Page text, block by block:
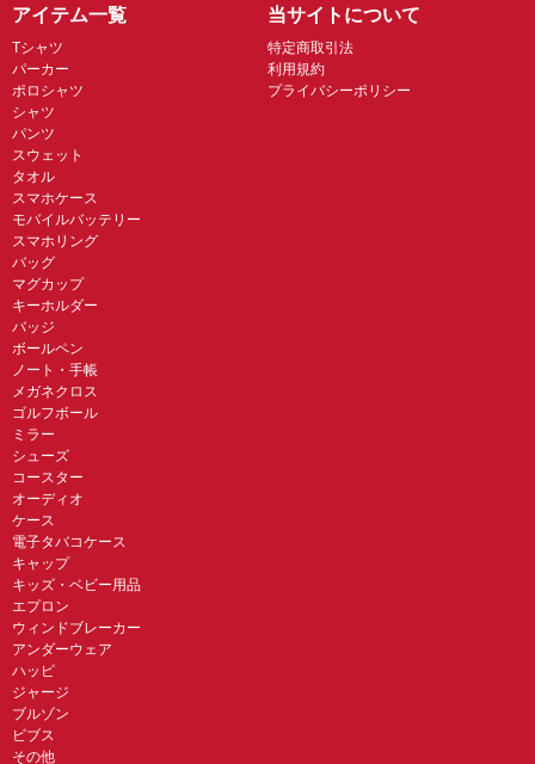
アイテム一覧
Tシャツ
パーカー
ポロシャツ
シャツ
パンツ
スウェット
タオル
スマホケース
モバイルバッテリー
スマホリング
バッグ
マグカップ
キーホルダー
バッジ
ボールペン
ノート・手帳
メガネクロス
ゴルフボール
ミラー
シューズ
コースター
オーディオ
ケース
電子タバコケース
キャップ
キッズ・ベビー用品
エプロン
ウィンドブレーカー
アンダーウェア
ハッピ
ジャージ
ブルゾン
ビブス
その他
当サイトについて
特定商取引法
利用規約
プライバシーポリシー